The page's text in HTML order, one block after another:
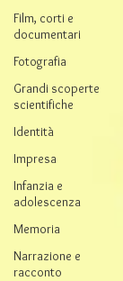
Film, corti e
documentari
Fotografia
Grandi scoperte
scientifiche
Identità
Impresa
Infanzia e
adolescenza
Memoria
Narrazione e
racconto